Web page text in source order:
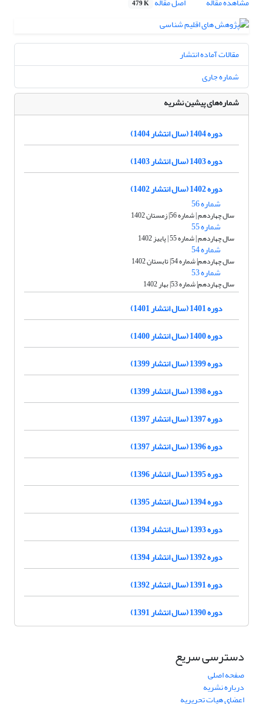
479 K
مقالات آماده انتشار
شماره جاری
شماره‌های پیشین نشریه
دوره 1404 (سال انتشار 1404)
دوره 1403 (سال انتشار 1403)
دوره 1402 (سال انتشار 1402)
شماره 56
سال چهاردهم | شماره 56| زمستان 1402
شماره 55
سال چهاردهم | شماره 55 | پاییز 1402
شماره 54
سال چهاردهم| شماره 54| تابستان 1402
شماره 53
سال چهاردهم| شماره 53| بهار 1402
دوره 1401 (سال انتشار 1401)
دوره 1400 (سال انتشار 1400)
دوره 1399 (سال انتشار 1399)
دوره 1398 (سال انتشار 1399)
دوره 1397 (سال انتشار 1397)
دوره 1396 (سال انتشار 1397)
دوره 1395 (سال انتشار 1396)
دوره 1394 (سال انتشار 1395)
دوره 1393 (سال انتشار 1394)
دوره 1392 (سال انتشار 1394)
دوره 1391 (سال انتشار 1392)
دوره 1390 (سال انتشار 1391)
دسترسی سریع
صفحه اصلی
درباره نشریه
اعضای هیات تحریریه